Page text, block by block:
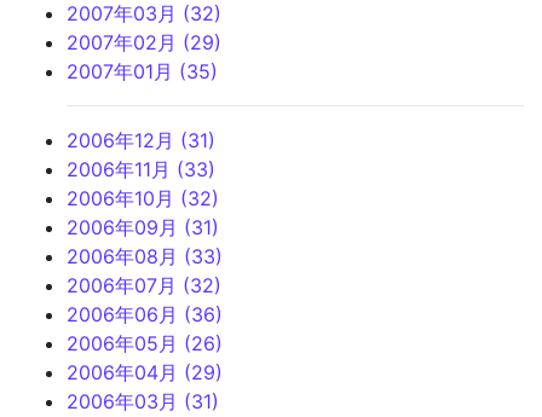
2007年03月 (32)
2007年02月 (29)
2007年01月 (35)
2006年12月 (31)
2006年11月 (33)
2006年10月 (32)
2006年09月 (31)
2006年08月 (33)
2006年07月 (32)
2006年06月 (36)
2006年05月 (26)
2006年04月 (29)
2006年03月 (31)